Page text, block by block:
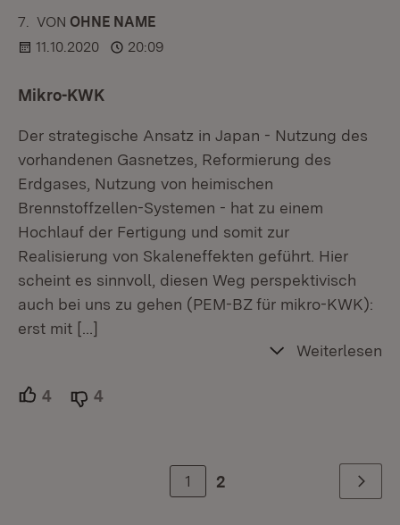
7. KOMMENTAR
VON :OHNE NAME
11.10.2020
20:09
Mikro-KWK
Der strategische Ansatz in Japan - Nutzung des
vorhandenen Gasnetzes, Reformierung des
Erdgases, Nutzung von heimischen
Brennstoffzellen-Systemen - hat zu einem
Hochlauf der Fertigung und somit zur
Realisierung von Skaleneffekten geführt. Hier
scheint es sinnvoll, diesen Weg perspektivisch
auch bei uns zu gehen (PEM-BZ für mikro-KWK):
erst mit […]
Weiterlesen
4 Unterstützer.
4
1 2 Weiter